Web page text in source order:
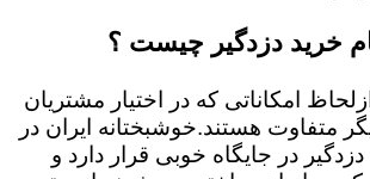
خرید دزدگیر چیست ؟
امکاناتی که در اختیار مشتریان
متفاوت هستند.خوشبختانه ایران در
در جایگاه خوبی قرار دارد و